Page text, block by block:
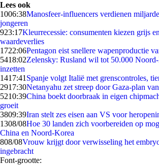
Lees ook
1006:38Manosfeer-influencers verdienen
jongeren
923:17Kleurrecessie: consumenten kiezen grijs
waardeverlies
1722:06Pentagon eist snellere wapenproductie
5418:02Zelensky: Rusland wil tot 50.000
inzetten
1417:41 Spanje volgt Italië met grenscontroles,
2917:30Netanyahu zet streep door Gaza-plan
5210:39China boekt doorbraak in eigen
groeit
3809:39Iran stelt zes eisen aan VS voor
1308/08Hoe 30 landen zich voorbereiden op
China en Noord-Korea
808/08Vrouw krijgt door verwisseling het
ingebracht
Font-grootte: